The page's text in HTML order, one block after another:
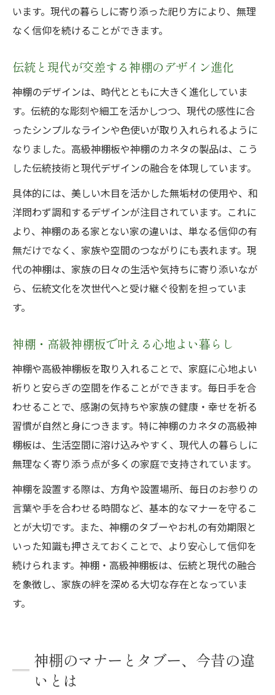
います。現代の暮らしに寄り添った祀り方により、無理
なく信仰を続けることができます。
伝統と現代が交差する神棚のデザイン進化
神棚のデザインは、時代とともに大きく進化していま
す。伝統的な彫刻や細工を活かしつつ、現代の感性に合
ったシンプルなラインや色使いが取り入れられるように
なりました。高級神棚板や神棚のカネタの製品は、こう
した伝統技術と現代デザインの融合を体現しています。
具体的には、美しい木目を活かした無垢材の使用や、和
洋問わず調和するデザインが注目されています。これに
より、神棚のある家とない家の違いは、単なる信仰の有
無だけでなく、家族や空間のつながりにも表れます。現
代の神棚は、家族の日々の生活や気持ちに寄り添いなが
ら、伝統文化を次世代へと受け継ぐ役割を担っていま
す。
神棚・高級神棚板で叶える心地よい暮らし
神棚や高級神棚板を取り入れることで、家庭に心地よい
祈りと安らぎの空間を作ることができます。毎日手を合
わせることで、感謝の気持ちや家族の健康・幸せを祈る
習慣が自然と身につきます。特に神棚のカネタの高級神
棚板は、生活空間に溶け込みやすく、現代人の暮らしに
無理なく寄り添う点が多くの家庭で支持されています。
神棚を設置する際は、方角や設置場所、毎日のお参りの
言葉や手を合わせる時間など、基本的なマナーを守るこ
とが大切です。また、神棚のタブーやお札の有効期限と
いった知識も押さえておくことで、より安心して信仰を
続けられます。神棚・高級神棚板は、伝統と現代の融合
を象徴し、家族の絆を深める大切な存在となっていま
す。
神棚のマナーとタブー、今昔の違
いとは